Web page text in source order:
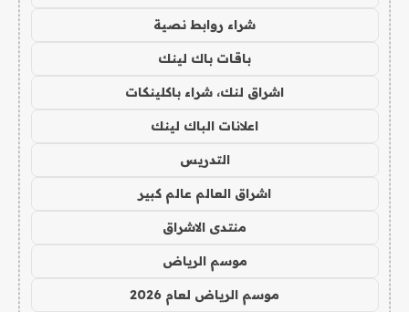
شراء روابط نصية
باقات باك لينك
اشراق لنك، شراء باكلينكات
اعلانات الباك لينك
التدريس
اشراق العالم عالم كبير
منتدى الاشراق
موسم الرياض
موسم الرياض لعام 2026